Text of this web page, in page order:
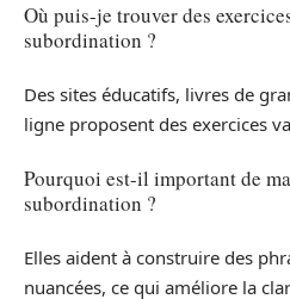
Où puis-je trouver des
subordination ?
Des sites éducatifs, livres de
ligne proposent des exercices
Pourquoi est-il important de
subordination ?
Elles aident à construire des
nuancées, ce qui améliore la